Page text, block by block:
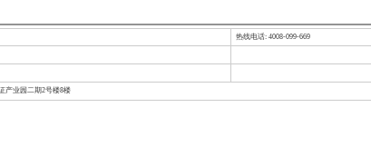
热线电话: 4008-099-669
产业园二期2号楼8楼